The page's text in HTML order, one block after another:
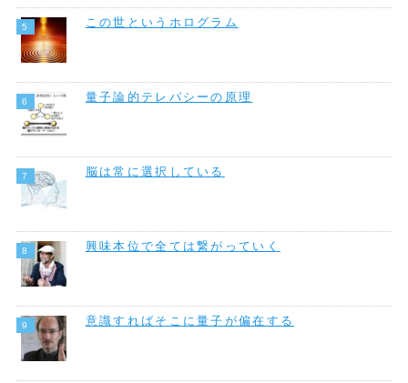
この世というホログラム
量子論的テレパシーの原理
脳は常に選択している
興味本位で全ては繋がっていく
意識すればそこに量子が偏在する